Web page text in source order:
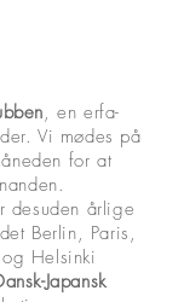
, en erfa-
Vi mødes på
for at
desuden årlige
Berlin, Paris,
Helsinki
Japansk